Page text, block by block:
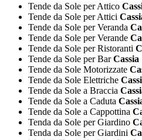
Tende da Sole per Attico
Tende da Sole per Attici
Tende da Sole per Veranda
Tende da Sole per Verande
Tende da Sole per Ristoranti
Tende da Sole per BarCassia
Tende da Sole Motorizzate
Tende da Sole Elettriche
Tende da Sole a Braccia
Tende da Sole a Caduta
Tende da Sole a Cappottina
Tenda da Sole per Giardino
Tenda da Sole per Giardini